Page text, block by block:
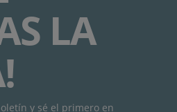
LA
y sé el primero en